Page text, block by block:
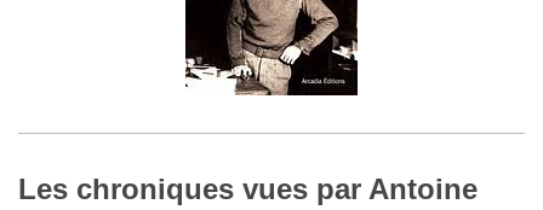
Les chroniques vues par Antoine